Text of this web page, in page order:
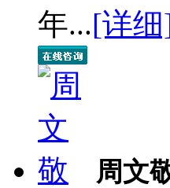
年...[详细
周文